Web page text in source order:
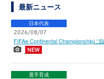
最新ニュース
日本代表
2026/08/07
FIFAe Continental Championshipに
選手育成